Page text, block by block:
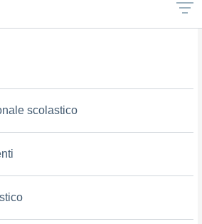
scolastico